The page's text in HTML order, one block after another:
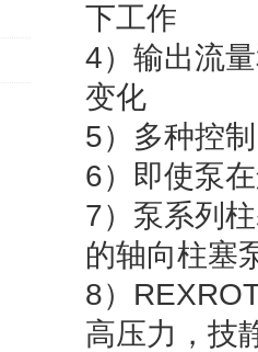
下工作
4）输出流
变化
5）多种控
6）即使泵
7）泵系列
的轴向柱塞
8）
高压力，技